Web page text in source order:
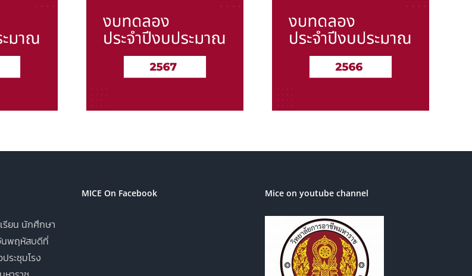
ระจำปี งบ
2567
งบทดลองประจำปี งบ
ประมาณ 2566
รียน นักศึกษา
นพฤหัสบดีที่
ระชุมโรง
MICE On Facebook Mice on youtube channel